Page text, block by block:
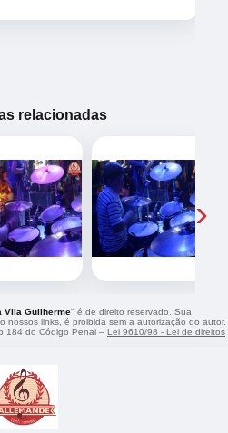
relacionadas
›
Vila Guilherme" é de direito reservado. Sua
nossos links, é proibida sem a autorização do autor.
184 do Código Penal – Lei 9610/98 - Lei de direitos